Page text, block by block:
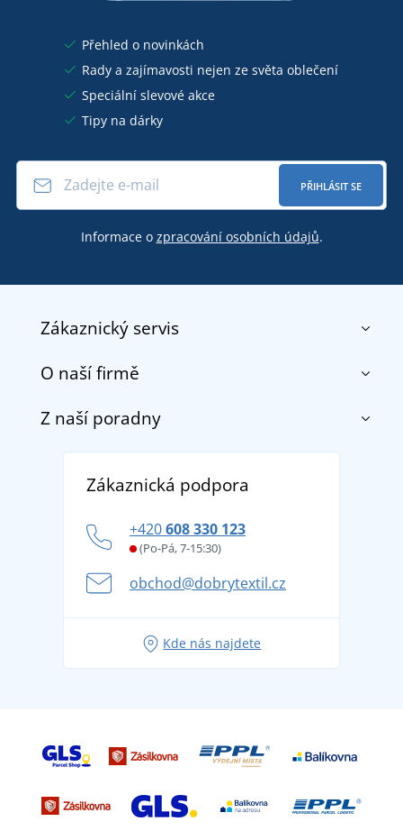
Přehled o novinkách
Rady a zajímavosti nejen ze světa oblečení
Speciální slevové akce
Tipy na dárky
PŘIHLÁSIT SE
Informace o zpracování osobních údajů.
Zákaznický servis
Kontakt
Doprava a platba
Vrácení zboží a reklamace
Potisk a výšivka
Věrnostní program BONTIS +
O naší firmě
O nás
Z naší poradny
tradicí od roku 1976
Letní dobrodružství začíná balením aneb připravte
se na dovolenou bez starostí
Tipy na svěží outfity pro pohodové léto
Zákaznická podpora
+420608 330 123
(Po-Pá, 7-15:30)
obchod@dobrytextil.cz
Kde nás najdete